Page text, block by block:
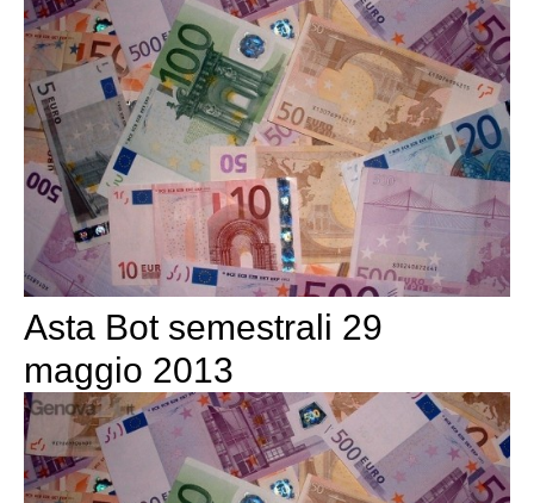
Asta Bot semestrali 29
maggio 2013